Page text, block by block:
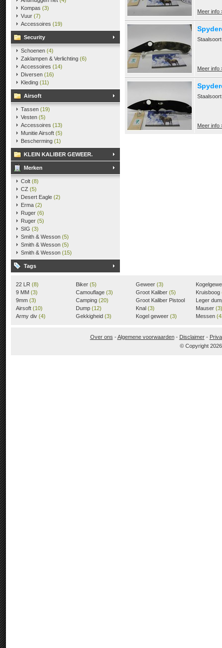
Kompas (3)
Vuur (7)
Accessoires (19)
Security
Schoenen (4)
Zaklampen & Verlichting (6)
Accessoires (14)
Diversen (16)
Kleding (11)
Airsoft
Tassen (19)
Vesten (5)
Accessoires (13)
Munitie Airsoft (5)
Bescherming (1)
KLEIN KALIBER GEWEER.
Merken
Colt (8)
CZ (5)
Desert Eagle (2)
Erma (2)
Ruger (6)
Ruger (5)
SIG (3)
Smith & Wesson (5)
Smith & Wesson (5)
Smith & Wesson (15)
Tags
Meer info
Meer info
Meer info
22 LR (8)
9 MM (3)
9mm (3)
Airsoft (10)
Army div (4)
Biker (5)
Camouflage (3)
Camping (20)
Dump (12)
Gekkigheid (3)
Geweer (3)
Groot Kaliber (5)
Groot Kaliber Pistool
(3)
Knal (3)
Kogel geweer (3)
Kruisboog
Leger
Mauser (3)
Messen
Over ons -Algemene voorwaarden- Disclaimer-
© Copyright